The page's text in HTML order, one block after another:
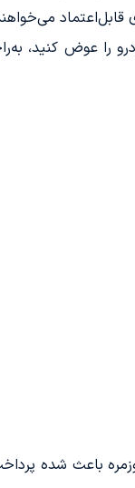
تصمیم بگیرید خودرو را
باعث شده